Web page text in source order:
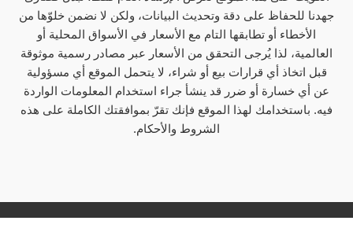
جهدنا للحفاظ على دقة وتحديث البيانات، ولكن لا نضمن خلوّها من
الأخطاء أو تطابقها التام مع الأسعار في الأسواق المحلية أو
العالمية، لذا يُرجى التحقق من الأسعار عبر مصادر رسمية موثوقة
قبل اتخاذ أي قرارات بيع أو شراء، لا يتحمل الموقع أي مسؤولية
عن أي خسارة أو ضرر قد ينشأ جراء استخدام المعلومات الواردة
فيه. باستخدامك لهذا الموقع فإنك تقرّ بموافقتك الكاملة على هذه
الشروط والأحكام.